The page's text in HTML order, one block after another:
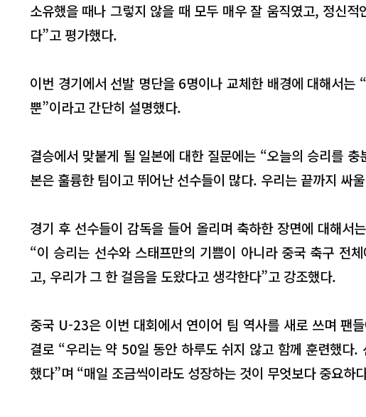
소유했을 때나 그렇지 않을 때 모두 매우 잘 움직였고, 정신
다”고 평가했다.
이번 경기에서 선발 명단을 6명이나 교체한 배경에 대해서
뿐”이라고 간단히 설명했다.
결승에서 맞붙게 될 일본에 대한 질문에는 “오늘의 승리를
본은 훌륭한 팀이고 뛰어난 선수들이 많다. 우리는 끝까지 싸
경기 후 선수들이 감독을 들어 올리며 축하한 장면에 대해서
“이 승리는 선수와 스태프만의 기쁨이 아니라 중국 축구 전
고, 우리가 그 한 걸음을 도왔다고 생각한다”고 강조했다.
중국 U-23은 이번 대회에서 연이어 팀 역사를 새로 쓰며 팬
결로 “우리는 약 50일 동안 하루도 쉬지 않고 함께 훈련했다
했다”며 “매일 조금씩이라도 성장하는 것이 무엇보다 중요하